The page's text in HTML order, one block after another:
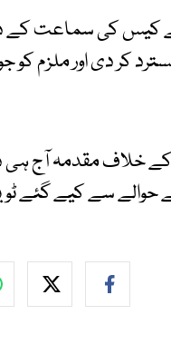
کی سماعت کے
کر دی اور ملزم کو
خلاف مقدمہ آج ہی
حوالے سے کیے گئے